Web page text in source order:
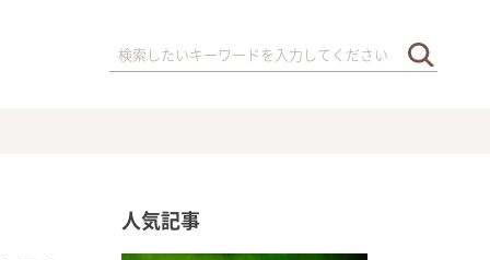
人気記事